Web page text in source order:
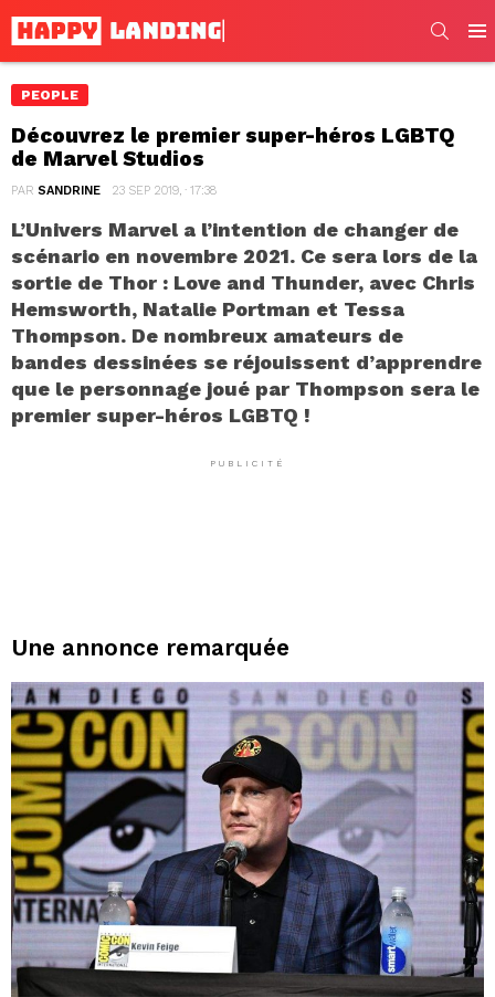
PEOPLE
Découvrez le premier super-héros LGBTQ
de Marvel Studios
PAR SANDRINE 23 SEP 2019, · 17:38
L’Univers Marvel a l’intention de changer de
scénario en novembre 2021. Ce sera lors de la
sortie de Thor : Love and Thunder, avec Chris
Hemsworth, Natalie Portman et Tessa
Thompson. De nombreux amateurs de
bandes dessinées se réjouissent d’apprendre
que le personnage joué par Thompson sera le
premier super-héros LGBTQ !
PUBLICITÉ
Une annonce remarquée